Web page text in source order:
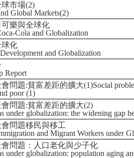
市場(2)
Global Markets(2)
樂與全球化
Cola and Globalization
化
and Globalization
Report
問題:貧富差距的擴大(1)Social
poor (1)
問題:貧富差距的擴大(2)
under globalization: the widening gap
問題移民與移工
and Migrant Workers under
問題：人口老化與少子化
under globalization: population aging